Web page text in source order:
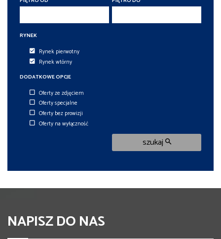
RYNEK
Rynek pierwotny
Rynek wtórny
DODATKOWE OPCJE
Oferty ze zdjęciem
Oferty specjalne
Oferty bez prowizji
Oferty na wyłączność
szukaj
NAPISZ DO NAS